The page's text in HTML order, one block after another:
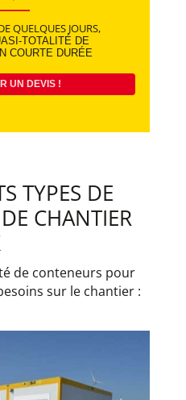
QUELQUES JOURS,
TOTALITÉ DE
COURTE DURÉE
UN DEVIS !
TYPES DE
CHANTIER
de conteneurs pour
sur le chantier :